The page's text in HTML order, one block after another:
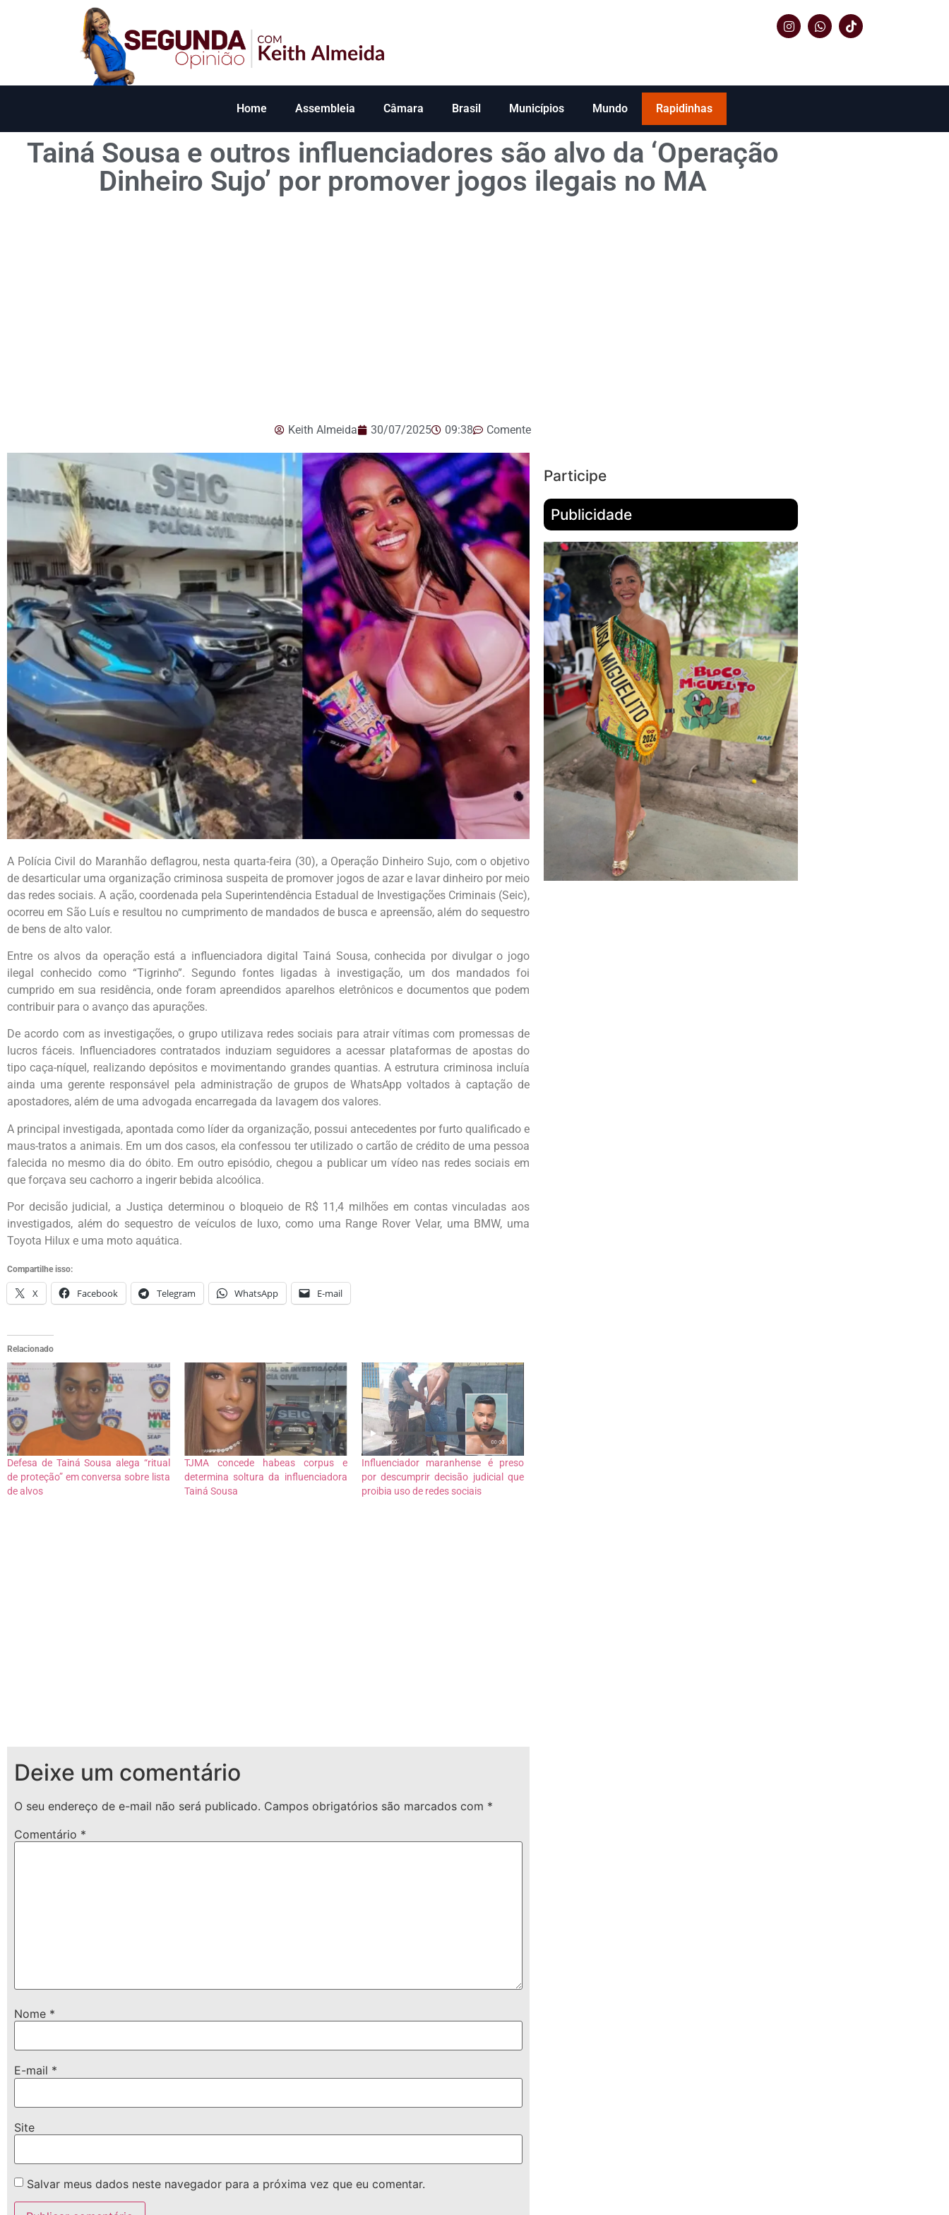
Home Assembleia Câmara Brasil Municípios Mundo Rapidinhas
Tainá Sousa e outros influenciadores são alvo da ‘Operação
Dinheiro Sujo’ por promover jogos ilegais no MA
Keith Almeida 30/07/2025 09:38 Comente
A Polícia Civil do Maranhão deflagrou, nesta quarta-feira (30), a Operação Dinheiro Sujo, com o objetivo
de desarticular uma organização criminosa suspeita de promover jogos de azar e lavar dinheiro por meio
das redes sociais. A ação, coordenada pela Superintendência Estadual de Investigações Criminais (Seic),
ocorreu em São Luís e resultou no cumprimento de mandados de busca e apreensão, além do sequestro
de bens de alto valor.
Entre os alvos da operação está a influenciadora digital Tainá Sousa, conhecida por divulgar o jogo
ilegal conhecido como “Tigrinho”. Segundo fontes ligadas à investigação, um dos mandados foi
cumprido em sua residência, onde foram apreendidos aparelhos eletrônicos e documentos que podem
contribuir para o avanço das apurações.
De acordo com as investigações, o grupo utilizava redes sociais para atrair vítimas com promessas de
lucros fáceis. Influenciadores contratados induziam seguidores a acessar plataformas de apostas do
tipo caça-níquel, realizando depósitos e movimentando grandes quantias. A estrutura criminosa incluía
ainda uma gerente responsável pela administração de grupos de WhatsApp voltados à captação de
apostadores, além de uma advogada encarregada da lavagem dos valores.
A principal investigada, apontada como líder da organização, possui antecedentes por furto qualificado e
maus-tratos a animais. Em um dos casos, ela confessou ter utilizado o cartão de crédito de uma pessoa
falecida no mesmo dia do óbito. Em outro episódio, chegou a publicar um vídeo nas redes sociais em
que forçava seu cachorro a ingerir bebida alcoólica.
Por decisão judicial, a Justiça determinou o bloqueio de R$ 11,4 milhões em contas vinculadas aos
investigados, além do sequestro de veículos de luxo, como uma Range Rover Velar, uma BMW, uma
Toyota Hilux e uma moto aquática.
Compartilhe isso:
X Facebook Telegram WhatsApp E-mail
Relacionado
Defesa de Tainá Sousa alega “ritual
de proteção” em conversa sobre lista
de alvos
TJMA concede habeas corpus e
determina soltura da influenciadora
Tainá Sousa
Influenciador maranhense é preso
por descumprir decisão judicial que
proibia uso de redes sociais
Deixe um comentário
O seu endereço de e-mail não será publicado. Campos obrigatórios são marcados com *
Comentário *
Nome *
E-mail *
Site
Salvar meus dados neste navegador para a próxima vez que eu comentar.
Participe
Publicidade